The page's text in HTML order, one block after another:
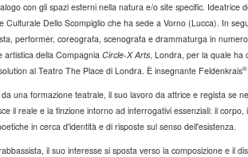
con gli spazi esterni nella natura e/o site specific.
Dello Scompiglio che ha sede a Vorno (Lucca). In
performer, coreografa, scenografa e drammaturga in
artistica della Compagnia Circle-X Arts, Londra, per la quale ha
al Teatro The Place di Londra. È insegnante Feldenkrais®
una formazione teatrale, il suo lavoro da attrice e regista se
reale e la finzione intorno ad interrogativi essenziali: il
in cerca d'identità e di risposte sul senso dell'esistenza.
il suo interesse si sposta verso la composizione e il